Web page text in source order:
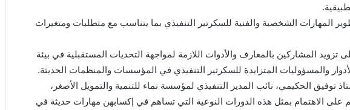
المهارات الشخصية والفنية للسكرتير التنفيذي بما يتناسب مع متطلبات ومتغيرات
تزويد المشاركين بالمعارف والأدوات اللازمة لمواجهة التحديات المستقبلية في بيئة
والمسؤوليات المتزايدة للسكرتير التنفيذي في المؤسسات والمنظمات الحديثة.
توفيق الحكيمي، نائب المدير التنفيذي لمؤسسة نماء للتنمية والتمويل الأصغر،
على الاهتمام بمثل هذه الدورات النوعية التي تساهم في إكسابهن مهارات حديثة في